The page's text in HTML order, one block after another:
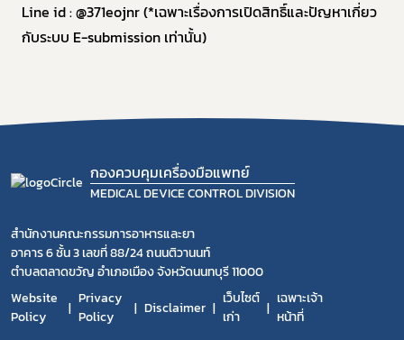
Line id : @371eojnr (*เฉพาะเรื่องการเปิดสิทธิ์และปัญหาเกี่ยว
กับระบบ E-submission เท่านั้น)
กองควบคุมเครื่องมือแพทย์
MEDICAL DEVICE CONTROL DIVISION
สำนักงานคณะกรรมการอาหารและยา
อาคาร 6 ชั้น 3 เลขที่ 88/24 ถนนติวานนท์
ตำบลตลาดขวัญ อำเภอเมือง จังหวัดนนทบุรี 11000
Website
Policy
Privacy
Policy
Disclaimer
เว็บไซต์
เก่า
เฉพาะเจ้า
หน้าที่